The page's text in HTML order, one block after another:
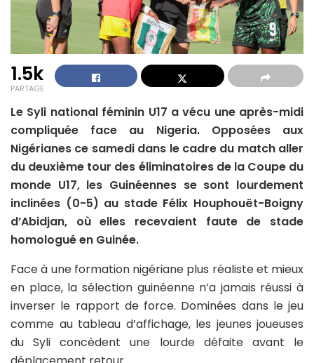
1.5k
PARTAGE
Le Syli national féminin U17 a vécu une après-midi
compliquée face au Nigeria. Opposées aux
Nigérianes ce samedi dans le cadre du match aller
du deuxième tour des éliminatoires de la Coupe du
monde U17, les Guinéennes se sont lourdement
inclinées (0-5) au stade Félix Houphouët-Boigny
d’Abidjan, où elles recevaient faute de stade
homologué en Guinée.
Face à une formation nigériane plus réaliste et mieux
en place, la sélection guinéenne n’a jamais réussi à
inverser le rapport de force. Dominées dans le jeu
comme au tableau d’affichage, les jeunes joueuses
du Syli concèdent une lourde défaite avant le